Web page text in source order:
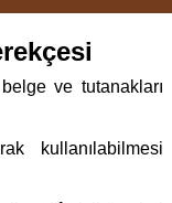
ve tutanakları
kullanılabilmesi